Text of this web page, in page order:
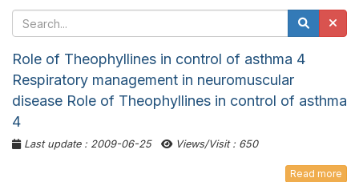
Role of Theophyllines in control of asthma 4
Respiratory management in neuromuscular
disease Role of Theophyllines in control of asthma
4
Last update : 2009-06-25 Views/Visit : 650
Read more